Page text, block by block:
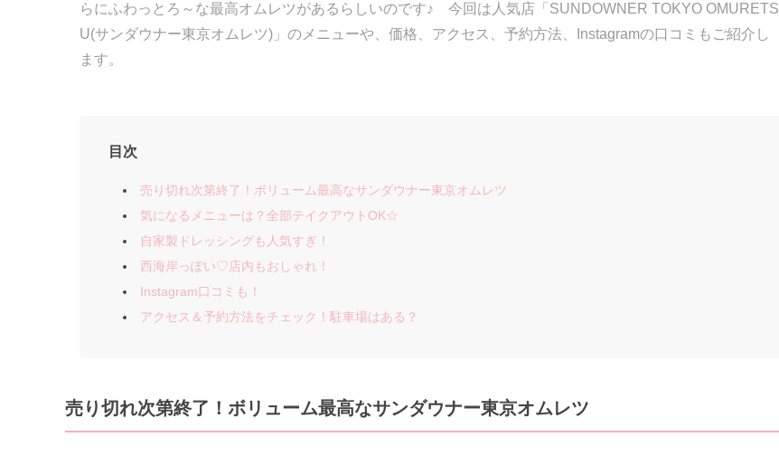
らにふわっとろ～な最高オムレツがあるらしいのです♪ 今回は人気店「SUNDOWNER TOKYO OMURETS
U(サンダウナー東京オムレツ)」のメニューや、価格、アクセス、予約方法、Instagramの口コミもご紹介し
ます。
目次
売り切れ次第終了！ボリューム最高なサンダウナー東京オムレツ
気になるメニューは？全部テイクアウトOK☆
自家製ドレッシングも人気すぎ！
西海岸っぽい♡店内もおしゃれ！
Instagram口コミも！
アクセス＆予約方法をチェック！駐車場はある？
売り切れ次第終了！ボリューム最高なサンダウナー東京オムレツ